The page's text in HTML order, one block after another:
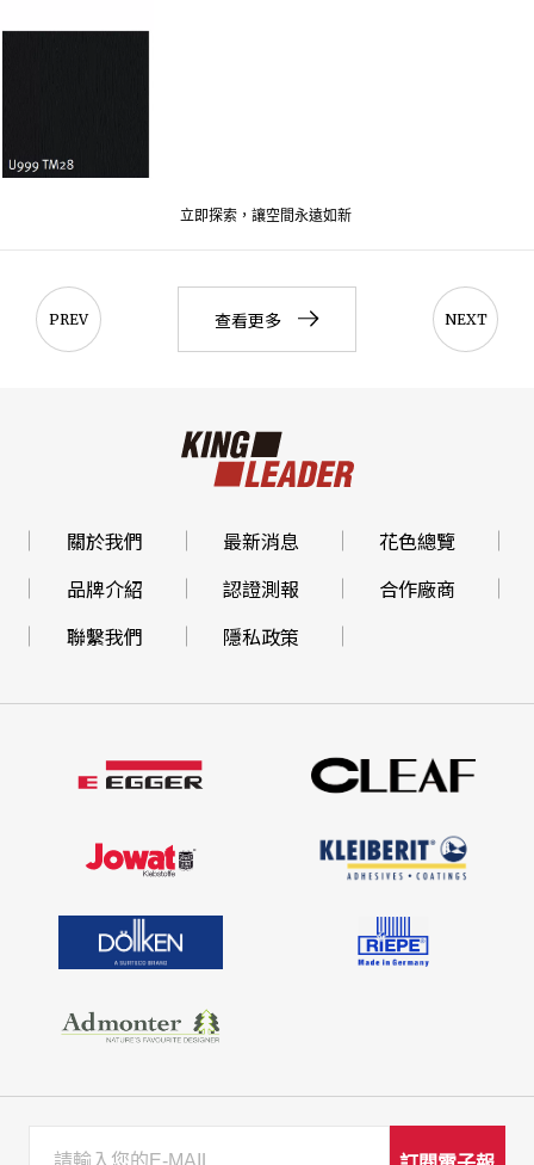
立即探索，讓空間永遠如新
PREV 查看更多 NEXT
關於我們 最新消息
花色總覽
品牌介紹
認證測報
合作廠商
聯繫我們
隱私政策